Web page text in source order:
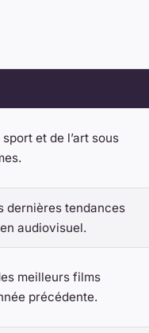
et de l’art sous
dernières tendances
audiovisuel.
meilleurs films
précédente.